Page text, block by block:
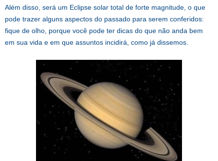
Além disso, será um Eclipse solar total de forte magnitude, o que
pode trazer alguns aspectos do passado para serem conferidos:
fique de olho, porque você pode ter dicas do que não anda bem
em sua vida e em que assuntos incidirá, como já dissemos.